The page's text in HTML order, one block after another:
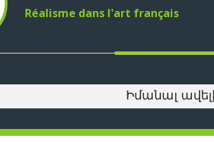
Réalisme dans l'art français
Իմանալ